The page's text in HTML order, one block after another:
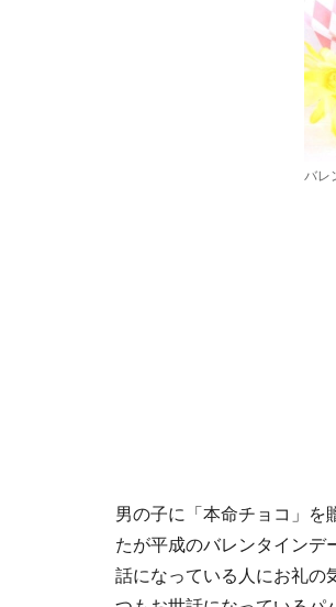
バレ
男の子に「本命チョコ」を
たが平成のバレンタインデ
話になっている人にお礼の